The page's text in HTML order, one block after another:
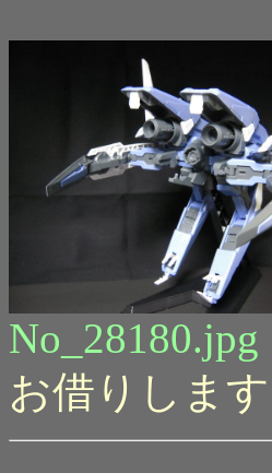
No_28180.jpg
お借りします